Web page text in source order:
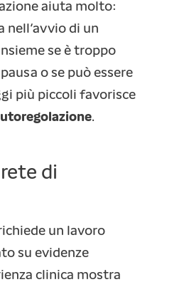
aiuta molto:
nell’avvio di un
se è troppo
o se può essere
più piccoli favorisce
.
di
un lavoro
su evidenze
clinica mostra